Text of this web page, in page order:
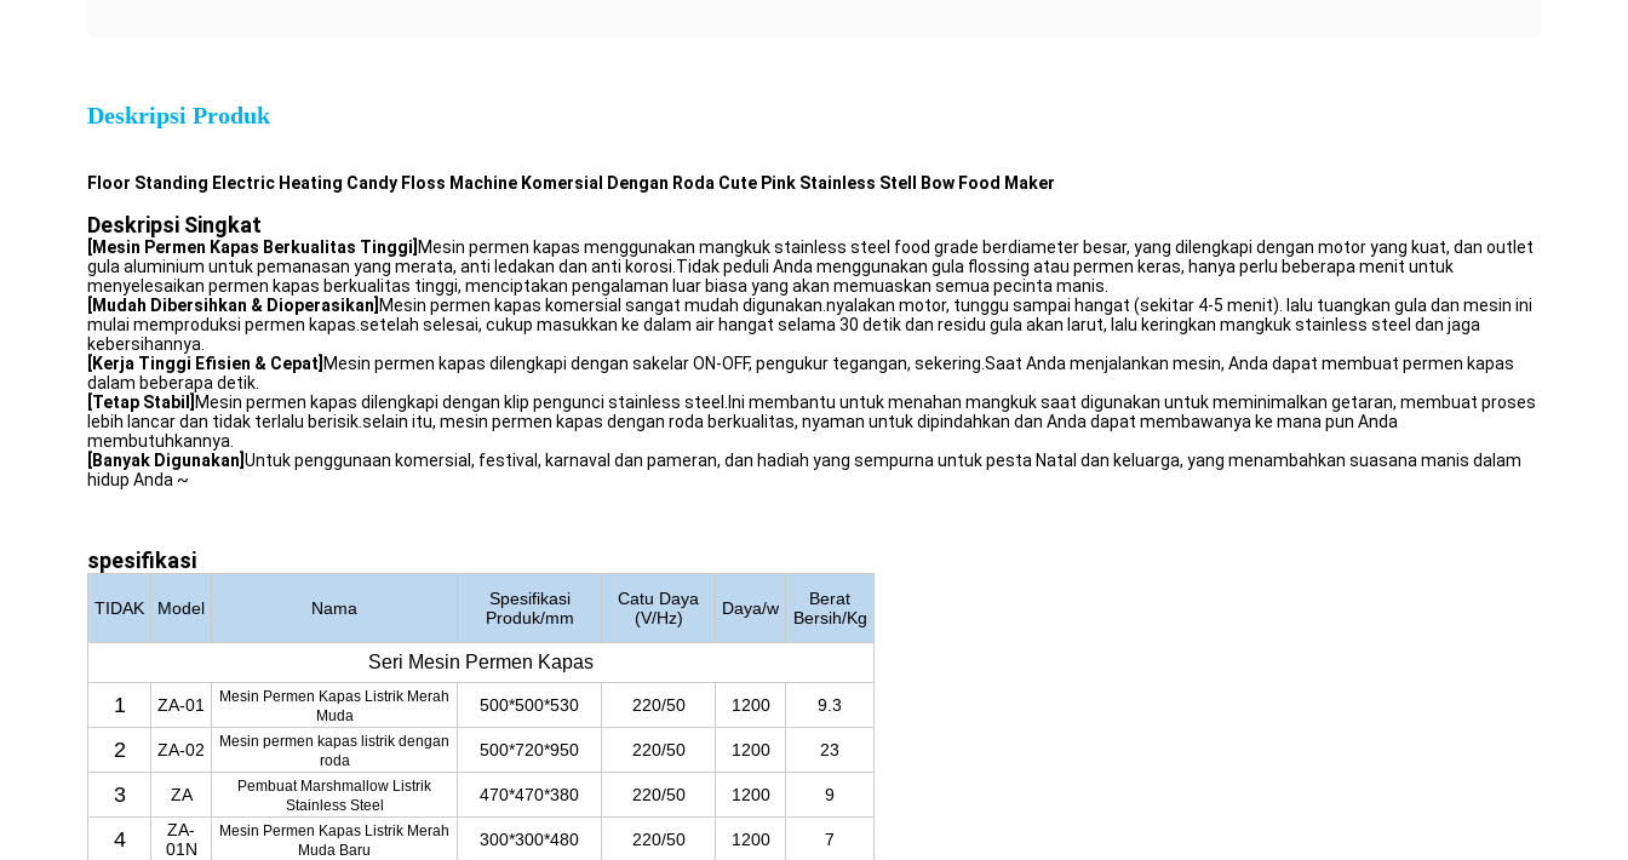
Deskripsi Produk
Floor Standing Electric Heating Candy Floss Machine Komersial Dengan Roda Cute Pink Stainless Stell Bow Food Maker
Deskripsi Singkat
[Mesin Permen Kapas Berkualitas Tinggi] Mesin permen kapas menggunakan mangkuk stainless steel food grade berdiameter besar, yang dilengkapi dengan motor yang kuat, dan outlet
gula aluminium untuk pemanasan yang merata, anti ledakan dan anti korosi.Tidak peduli Anda menggunakan gula flossing atau permen keras, hanya perlu beberapa menit untuk
menyelesaikan permen kapas berkualitas tinggi, menciptakan pengalaman luar biasa yang akan memuaskan semua pecinta manis.
[Mudah Dibersihkan & Dioperasikan] Mesin permen kapas komersial sangat mudah digunakan.nyalakan motor, tunggu sampai hangat (sekitar 4-5 menit). lalu tuangkan gula dan mesin ini
mulai memproduksi permen kapas.setelah selesai, cukup masukkan ke dalam air hangat selama 30 detik dan residu gula akan larut, lalu keringkan mangkuk stainless steel dan jaga
kebersihannya.
[Kerja Tinggi Efisien & Cepat] Mesin permen kapas dilengkapi dengan sakelar ON-OFF, pengukur tegangan, sekering.Saat Anda menjalankan mesin, Anda dapat membuat permen kapas
dalam beberapa detik.
[Tetap Stabil]
Mesin permen kapas dilengkapi dengan klip pengunci stainless steel.Ini membantu untuk menahan mangkuk saat digunakan untuk meminimalkan getaran, membuat proses
lebih lancar dan tidak terlalu berisik.selain itu, mesin permen kapas dengan roda berkualitas, nyaman untuk dipindahkan dan Anda dapat membawanya ke mana pun Anda
membutuhkannya.
[Banyak Digunakan] Untuk penggunaan komersial, festival, karnaval dan pameran, dan hadiah yang sempurna untuk pesta Natal dan keluarga, yang menambahkan suasana manis dalam
hidup Anda ~
spesifikasi
TIDAK Model Nama
Spesifikasi
Produk/mm
Catu Daya
(V/Hz)
Daya/w
Berat
Bersih/Kg
Seri Mesin Permen Kapas
1 ZA-01
Mesin Permen Kapas Listrik Merah
Muda
500*500*530 220/50 1200 9.3
2 ZA-02
Mesin permen kapas listrik dengan
roda
500*720*950 220/50 1200 23
3 ZA
Pembuat Marshmallow Listrik
Stainless Steel
470*470*380 220/50 1200 9
4
ZA-
01N
Mesin Permen Kapas Listrik Merah
Muda Baru
300*300*480 220/50 1200 7